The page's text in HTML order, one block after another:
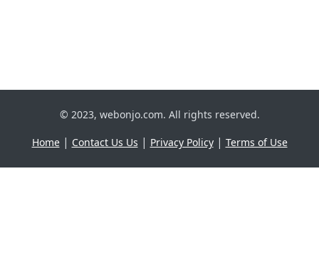
© 2023, webonjo.com. All rights reserved.
Home| Contact Us Us | Privacy Policy| Terms of Use